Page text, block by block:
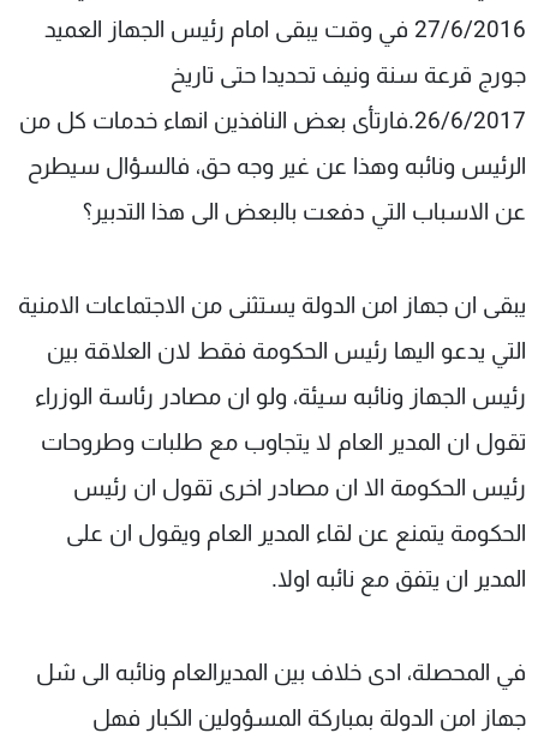
27/6/2016 في وقت يبقى امام رئيس الجهاز العميد
جورج قرعة سنة ونيف تحديدا حتى تاريخ
26/6/2017.فارتأى بعض النافذين انهاء خدمات كل من
الرئيس ونائبه وهذا عن غير وجه حق، فالسؤال سيطرح
عن الاسباب التي دفعت بالبعض الى هذا التدبير؟
يبقى ان جهاز امن الدولة يستثنى من الاجتماعات الامنية
التي يدعو اليها رئيس الحكومة فقط لان العلاقة بين
رئيس الجهاز ونائبه سيئة، ولو ان مصادر رئاسة الوزراء
تقول ان المدير العام لا يتجاوب مع طلبات وطروحات
رئيس الحكومة الا ان مصادر اخرى تقول ان رئيس
الحكومة يتمنع عن لقاء المدير العام ويقول ان على
المدير ان يتفق مع نائبه اولا.
في المحصلة، ادى خلاف بين المديرالعام ونائبه الى شل
جهاز امن الدولة بمباركة المسؤولين الكبار فهل